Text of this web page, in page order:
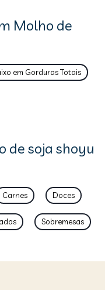
Molho de
em Gorduras Totais
de soja shoyu
Carnes Doces
Sobremesas